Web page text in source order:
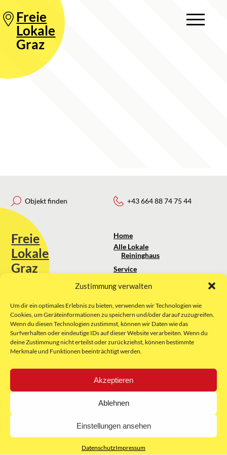
Zustimmung verwalten
Um dir ein optimales Erlebnis zu bieten, verwenden wir Technologien wie
Cookies, um Geräteinformationen zu speichern und/oder darauf zuzugreifen.
Wenn du diesen Technologien zustimmst, können wir Daten wie das
Surfverhalten oder eindeutige IDs auf dieser Website verarbeiten. Wenn du
deine Zustimmung nicht erteilst oder zurückziehst, können bestimmte
Merkmale und Funktionen beeinträchtigt werden.
Akzeptieren
Ablehnen
Einstellungen ansehen
DatenschutzImpressum
Freie
Lokale
Graz
Objekt finden
Freie
Lokale
Graz
Sie erreichen uns unter:
kontakt@freielokale-graz.at
Website by Rubikon Werbeagentur
GmbH
+43 664 88 74 75 44
Home
Alle Lokale
Reininghaus
Service
Über uns
Impressum
AGB
Datenschutz
E-Mail